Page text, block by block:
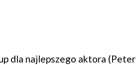
dla najlepszego aktora